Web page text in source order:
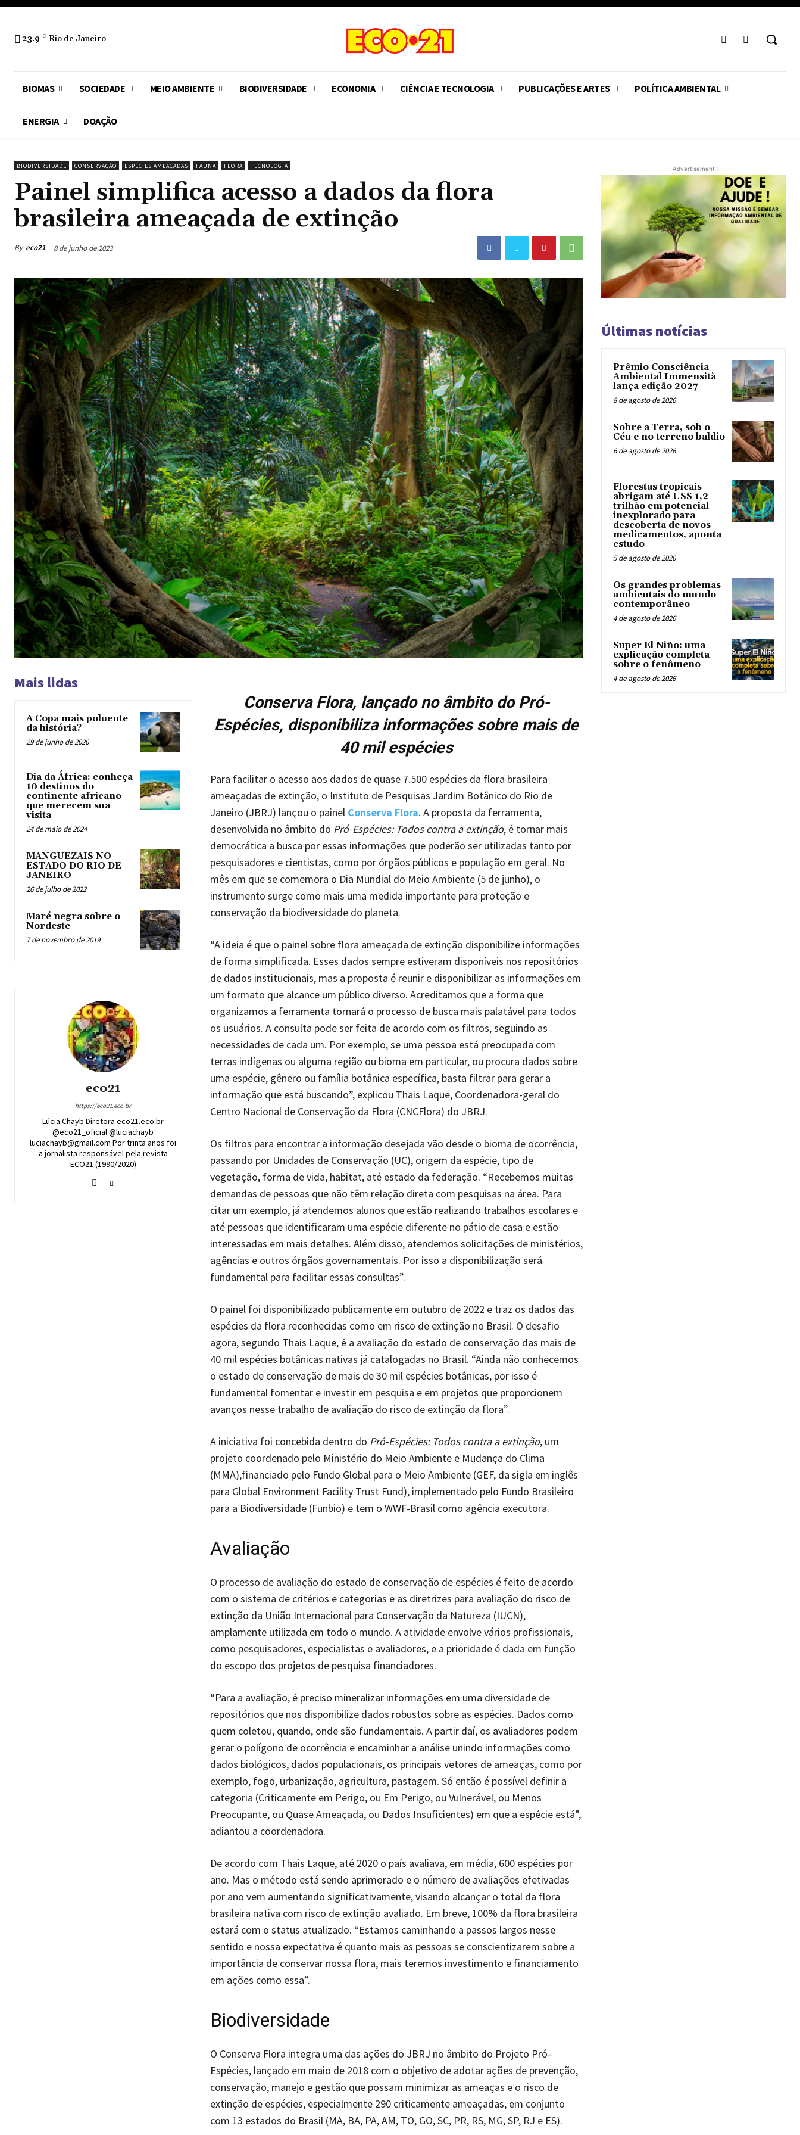
23.9 C Rio de Janeiro
BIOMAS SOCIEDADE MEIO AMBIENTE BIODIVERSIDADE ECONOMIA CIÊNCIA E TECNOLOGIA PUBLICAÇÕES E ARTES POLÍTICA AMBIENTAL
ENERGIA DOAÇÃO
BIODIVERSIDADE CONSERVAÇÃO ESPÉCIES AMEAÇADAS FAUNA FLORA TECNOLOGIA
Painel simplifica acesso a dados da flora
brasileira ameaçada de extinção
By eco21 8 de junho de 2023
Mais lidas
A Copa mais poluente
da história?
29 de junho de 2026
Dia da África: conheça
10 destinos do
continente africano
que merecem sua
visita
24 de maio de 2024
MANGUEZAIS NO
ESTADO DO RIO DE
JANEIRO
26 de julho de 2022
Maré negra sobre o
Nordeste
7 de novembro de 2019
eco21
https://eco21.eco.br
Lúcia Chayb Diretora eco21.eco.br
@eco21_oficial @luciachayb
luciachayb@gmail.com Por trinta anos foi
a jornalista responsável pela revista
ECO21 (1990/2020)
Conserva Flora, lançado no âmbito do Pró-
Espécies, disponibiliza informações sobre mais de
40 mil espécies
Para facilitar o acesso aos dados de quase 7.500 espécies da flora brasileira
ameaçadas de extinção, o Instituto de Pesquisas Jardim Botânico do Rio de
Janeiro (JBRJ) lançou o painel Conserva Flora. A proposta da ferramenta,
desenvolvida no âmbito do Pró-Espécies: Todos contra a extinção, é tornar mais
democrática a busca por essas informações que poderão ser utilizadas tanto por
pesquisadores e cientistas, como por órgãos públicos e população em geral. No
mês em que se comemora o Dia Mundial do Meio Ambiente (5 de junho), o
instrumento surge como mais uma medida importante para proteção e
conservação da biodiversidade do planeta.
“A ideia é que o painel sobre flora ameaçada de extinção disponibilize informações
de forma simplificada. Esses dados sempre estiveram disponíveis nos repositórios
de dados institucionais, mas a proposta é reunir e disponibilizar as informações em
um formato que alcance um público diverso. Acreditamos que a forma que
organizamos a ferramenta tornará o processo de busca mais palatável para todos
os usuários. A consulta pode ser feita de acordo com os filtros, seguindo as
necessidades de cada um. Por exemplo, se uma pessoa está preocupada com
terras indígenas ou alguma região ou bioma em particular, ou procura dados sobre
uma espécie, gênero ou família botânica específica, basta filtrar para gerar a
informação que está buscando”, explicou Thais Laque, Coordenadora-geral do
Centro Nacional de Conservação da Flora (CNCFlora) do JBRJ.
Os filtros para encontrar a informação desejada vão desde o bioma de ocorrência,
passando por Unidades de Conservação (UC), origem da espécie, tipo de
vegetação, forma de vida, habitat, até estado da federação. “Recebemos muitas
demandas de pessoas que não têm relação direta com pesquisas na área. Para
citar um exemplo, já atendemos alunos que estão realizando trabalhos escolares e
até pessoas que identificaram uma espécie diferente no pátio de casa e estão
interessadas em mais detalhes. Além disso, atendemos solicitações de ministérios,
agências e outros órgãos governamentais. Por isso a disponibilização será
fundamental para facilitar essas consultas”.
O painel foi disponibilizado publicamente em outubro de 2022 e traz os dados das
espécies da flora reconhecidas como em risco de extinção no Brasil. O desafio
agora, segundo Thais Laque, é a avaliação do estado de conservação das mais de
40 mil espécies botânicas nativas já catalogadas no Brasil. “Ainda não conhecemos
o estado de conservação de mais de 30 mil espécies botânicas, por isso é
fundamental fomentar e investir em pesquisa e em projetos que proporcionem
avanços nesse trabalho de avaliação do risco de extinção da flora”.
A iniciativa foi concebida dentro do Pró-Espécies: Todos contra a extinção, um
projeto coordenado pelo Ministério do Meio Ambiente e Mudança do Clima
(MMA),financiado pelo Fundo Global para o Meio Ambiente (GEF, da sigla em inglês
para Global Environment Facility Trust Fund), implementado pelo Fundo Brasileiro
para a Biodiversidade (Funbio) e tem o WWF-Brasil como agência executora.
Avaliação
O processo de avaliação do estado de conservação de espécies é feito de acordo
com o sistema de critérios e categorias e as diretrizes para avaliação do risco de
extinção da União Internacional para Conservação da Natureza (IUCN),
amplamente utilizada em todo o mundo. A atividade envolve vários profissionais,
como pesquisadores, especialistas e avaliadores, e a prioridade é dada em função
do escopo dos projetos de pesquisa financiadores.
“Para a avaliação, é preciso mineralizar informações em uma diversidade de
repositórios que nos disponibilize dados robustos sobre as espécies. Dados como
quem coletou, quando, onde são fundamentais. A partir daí, os avaliadores podem
gerar o polígono de ocorrência e encaminhar a análise unindo informações como
dados biológicos, dados populacionais, os principais vetores de ameaças, como por
exemplo, fogo, urbanização, agricultura, pastagem. Só então é possível definir a
categoria (Criticamente em Perigo, ou Em Perigo, ou Vulnerável, ou Menos
Preocupante, ou Quase Ameaçada, ou Dados Insuficientes) em que a espécie está”,
adiantou a coordenadora.
De acordo com Thais Laque, até 2020 o país avaliava, em média, 600 espécies por
ano. Mas o método está sendo aprimorado e o número de avaliações efetivadas
por ano vem aumentando significativamente, visando alcançar o total da flora
brasileira nativa com risco de extinção avaliado. Em breve, 100% da flora brasileira
estará com o status atualizado. “Estamos caminhando a passos largos nesse
sentido e nossa expectativa é quanto mais as pessoas se conscientizarem sobre a
importância de conservar nossa flora, mais teremos investimento e financiamento
em ações como essa”.
Biodiversidade
O Conserva Flora integra uma das ações do JBRJ no âmbito do Projeto Pró-
Espécies, lançado em maio de 2018 com o objetivo de adotar ações de prevenção,
conservação, manejo e gestão que possam minimizar as ameaças e o risco de
extinção de espécies, especialmente 290 criticamente ameaçadas, em conjunto
com 13 estados do Brasil (MA, BA, PA, AM, TO, GO, SC, PR, RS, MG, SP, RJ e ES).
- Advertisement -
Últimas notícias
Prêmio Consciência
Ambiental Immensità
lança edição 2027
8 de agosto de 2026
Sobre a Terra, sob o
Céu e no terreno baldio
6 de agosto de 2026
Florestas tropicais
abrigam até US$ 1,2
trilhão em potencial
inexplorado para
descoberta de novos
medicamentos, aponta
estudo
5 de agosto de 2026
Os grandes problemas
ambientais do mundo
contemporâneo
4 de agosto de 2026
Super El Niño: uma
explicação completa
sobre o fenômeno
4 de agosto de 2026